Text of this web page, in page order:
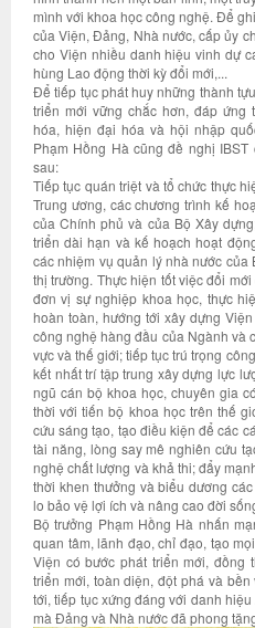
mình với khoa học công nghệ. Để
của Viện, Đảng, Nhà nước, cấp ủy
cho Viện nhiều danh hiệu vinh dự
hùng Lao động thời kỳ đổi mới,...
Để tiếp tục phát huy những thành
triển mới vững chắc hơn, đáp
hóa, hiện đại hóa và hội nhập
Phạm Hồng Hà cũng đề nghị
sau:
Tiếp tục quán triệt và tổ chức thực
Trung ương, các chương trình kế
của Chính phủ và của Bộ Xây
triển dài hạn và kế hoạch hoạt
các nhiệm vụ quản lý nhà nước
thị trường. Thực hiện tốt việc đổi
đơn vị sự nghiệp khoa học, thực
hoàn toàn, hướng tới xây dựng
công nghệ hàng đầu của Ngành và
vực và thế giới; tiếp tục trú trọng
kết nhất trí tập trung xây dựng lực
ngũ cán bộ khoa học, chuyên gia
thời với tiến bộ khoa học trên thế
cứu sáng tạo, tạo điều kiện để các
tài năng, lòng say mê nghiên cứu
nghệ chất lượng và khả thi; đẩy
thời khen thưởng và biểu dương
lo bảo vệ lợi ích và nâng cao đời
Bộ trưởng Phạm Hồng Hà nhấn
quan tâm, lãnh đạo, chỉ đạo, tạo
Viện có bước phát triển mới, đồng
triển mới, toàn diện, đột phá và
tới, tiếp tục xứng đáng với danh
mà Đảng và Nhà nước đã phong